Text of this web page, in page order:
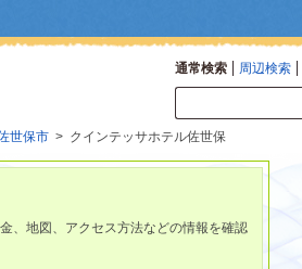
通常検索 周辺検索
世保市 > クインテッサホテル佐世保
、地図、アクセス方法などの情報を確認